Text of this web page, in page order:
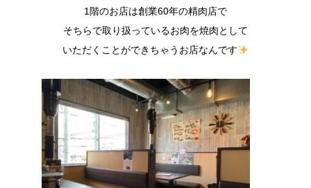
1階のお店は創業60年の精肉店で
そちらで取り扱っているお肉を焼肉として
いただく ことができちゃうお店なんです